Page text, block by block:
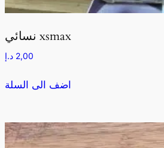
نسائي xsmax
2,00 د.إ
اضف الى السلة